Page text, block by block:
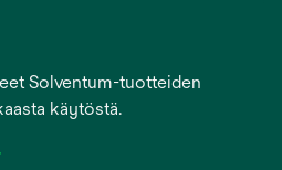
Solventum-tuotteiden
käytöstä.